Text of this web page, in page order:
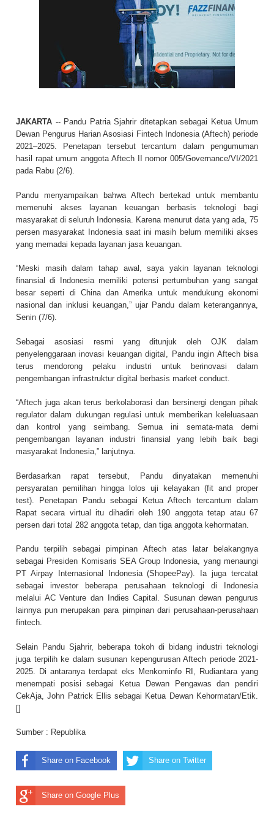
JAKARTA -- Pandu Patria Sjahrir ditetapkan sebagai Ketua Umum
Dewan Pengurus Harian Asosiasi Fintech Indonesia (Aftech) periode
2021–2025. Penetapan tersebut tercantum dalam pengumuman
hasil rapat umum anggota Aftech II nomor 005/Governance/VI/2021
pada Rabu (2/6).
Pandu menyampaikan bahwa Aftech bertekad untuk membantu
memenuhi akses layanan keuangan berbasis teknologi bagi
masyarakat di seluruh Indonesia. Karena menurut data yang ada, 75
persen masyarakat Indonesia saat ini masih belum memiliki akses
yang memadai kepada layanan jasa keuangan.
“Meski masih dalam tahap awal, saya yakin layanan teknologi
finansial di Indonesia memiliki potensi pertumbuhan yang sangat
besar seperti di China dan Amerika untuk mendukung ekonomi
nasional dan inklusi keuangan,” ujar Pandu dalam keterangannya,
Senin (7/6).
Sebagai asosiasi resmi yang ditunjuk oleh OJK dalam
penyelenggaraan inovasi keuangan digital, Pandu ingin Aftech bisa
terus mendorong pelaku industri untuk berinovasi dalam
pengembangan infrastruktur digital berbasis market conduct.
“Aftech juga akan terus berkolaborasi dan bersinergi dengan pihak
regulator dalam dukungan regulasi untuk memberikan keleluasaan
dan kontrol yang seimbang. Semua ini semata-mata demi
pengembangan layanan industri finansial yang lebih baik bagi
masyarakat Indonesia,” lanjutnya.
Berdasarkan rapat tersebut, Pandu dinyatakan memenuhi
persyaratan pemilihan hingga lolos uji kelayakan (fit and proper
test). Penetapan Pandu sebagai Ketua Aftech tercantum dalam
Rapat secara virtual itu dihadiri oleh 190 anggota tetap atau 67
persen dari total 282 anggota tetap, dan tiga anggota kehormatan.
Pandu terpilih sebagai pimpinan Aftech atas latar belakangnya
sebagai Presiden Komisaris SEA Group Indonesia, yang menaungi
PT Airpay Internasional Indonesia (ShopeePay). Ia juga tercatat
sebagai investor beberapa perusahaan teknologi di Indonesia
melalui AC Venture dan Indies Capital. Susunan dewan pengurus
lainnya pun merupakan para pimpinan dari perusahaan-perusahaan
fintech.
Selain Pandu Sjahrir, beberapa tokoh di bidang industri teknologi
juga terpilih ke dalam susunan kepengurusan Aftech periode 2021-
2025. Di antaranya terdapat eks Menkominfo RI, Rudiantara yang
menempati posisi sebagai Ketua Dewan Pengawas dan pendiri
CekAja, John Patrick Ellis sebagai Ketua Dewan Kehormatan/Etik.
[]
Sumber : Republika
Share on Facebook Share on Twitter
Share on Google Plus